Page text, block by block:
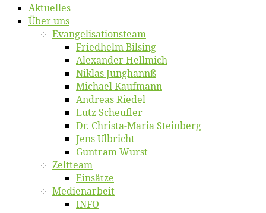
Ak­tu­el­les
Über uns
Evangelisa­tions­team
Fried­helm Bilsing
Alex­an­der Hellmich
Ni­klas Junghannß
Mi­cha­el Kaufmann
An­dre­as Riedel
Lutz Scheuf­ler
Dr. Chris­­ta-Ma­ria Steinberg
Jens Ulb­richt
Gun­tram Wurst
Zelt­team
Ein­sät­ze
Me­di­en­ar­beit
INFO